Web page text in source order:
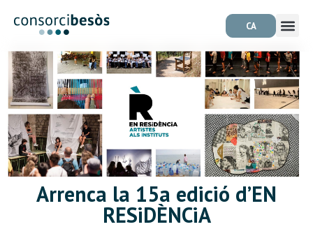
CA
Arrenca la 15a edició d’EN
RESiDÈNCiA